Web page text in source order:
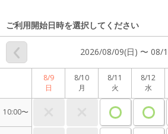
ご利用開始日時を選択してください
2026/08/09(日) 〜 08/
8/9
日
8/10
月
8/11
火
8/12
水
10:00〜